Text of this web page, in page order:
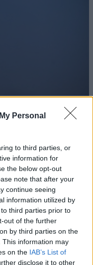
Personal
to third parties, or
information for
the below opt-out
note that after your
continue seeing
information utilized by
third parties prior to
out of the further
by third parties on the
This information may
on the IAB’s List of
disclose it to other